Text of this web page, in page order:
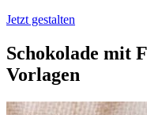
Jetzt gestalten
Schokolade mit
Vorlagen